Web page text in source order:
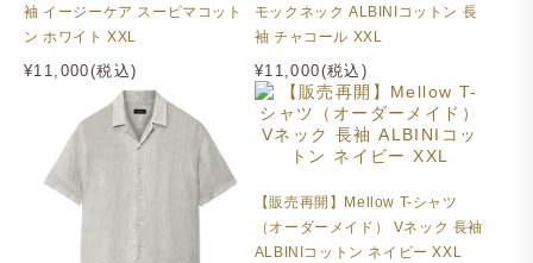
袖 イージーケア スーピマコット
ン ホワイト XXL
¥11,000(税込)
モックネック ALBINIコットン 長
袖 チャコール XXL
¥11,000(税込)
【販売再開】Mellow T-シャツ
（オーダーメイド） Vネック 長袖
ALBINIコットン ネイビー XXL